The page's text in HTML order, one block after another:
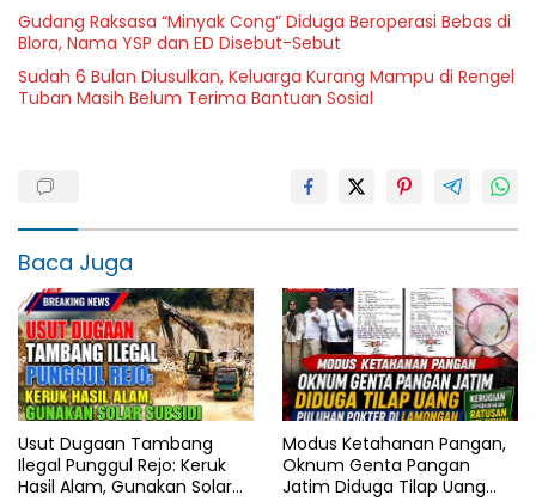
Gudang Raksasa “Minyak Cong” Diduga Beroperasi Bebas di
Blora, Nama YSP dan ED Disebut-Sebut
Sudah 6 Bulan Diusulkan, Keluarga Kurang Mampu di Rengel
Tuban Masih Belum Terima Bantuan Sosial
Baca Juga
Usut Dugaan Tambang
Ilegal Punggul Rejo: Keruk
Hasil Alam, Gunakan Solar
Modus Ketahanan Pangan,
Oknum Genta Pangan
Jatim Diduga Tilap Uang